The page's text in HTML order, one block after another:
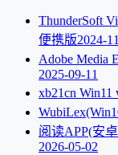
ThunderSoft
便携版2024-
Adobe Media
2025-09-11
xb21cn Win11
阅读APP(安
2026-05-02